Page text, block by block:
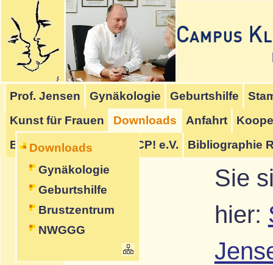
Seitenanfang
Startmenü
[
Hauptmenü
]
[
Untermenü
]
[
Schriftmenü
]
[
Inhalt
]
Prof. Jensen Gynäkologie Geburtshilfe
Kunst für Frauen
Downloads Anfahrt
BrainRepair UG
Stop-CP! e.V. Bibliographie
Downloads
Gynäkologie
Geburtshilfe
Brustzentrum
NWGGG
Sie
hier: